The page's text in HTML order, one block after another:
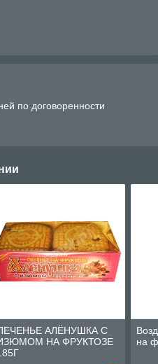
по договоренности
АЛЁНУШКА С
НА ФРУКТОЗЕ
на